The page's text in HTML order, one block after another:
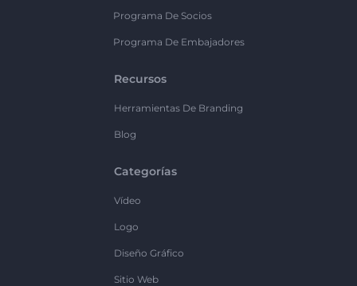
Programa De Socios
Programa De Embajadores
Recursos
Herramientas De Branding
Blog
Categorías
Vídeo
Logo
Diseño Gráfico
Sitio Web